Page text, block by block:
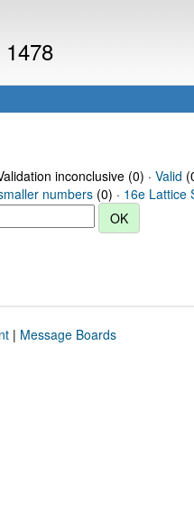
inconclusive (0) · Valid
numbers (0) · 16e Lattice
| Message Boards